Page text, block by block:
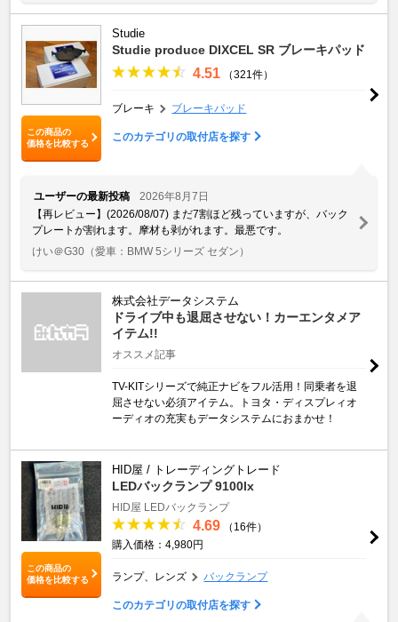
この商品の
価格を比較する
Studie
Studie produce DIXCEL SR ブレーキパッド
4.51 （321件）
ブレーキ ブレーキパッド
このカテゴリの取付店を探す
ユーザーの最新投稿
2026年8月7日
【再レビュー】(2026/08/07) まだ7割ほど残っていますが、バック
プレートが割れます。摩材も剥がれます。最悪です。
けい＠G30 （愛車：BMW 5シリーズ セダン）
株式会社データシステム
ドライブ中も退屈させない！カーエンタメア
イテム!!
オススメ記事
TV-KITシリーズで純正ナビをフル活用！同乗者を退
屈させない必須アイテム。トヨタ・ディスプレィオ
ーディオの充実もデータシステムにおまかせ！
この商品の
価格を比較する
HID屋 / トレーディングトレード
LEDバックランプ 9100lx
HID屋 LEDバックランプ
4.69
（16件）
購入価格：4,980円
ランプ、レンズ バックランプ
このカテゴリの取付店を探す